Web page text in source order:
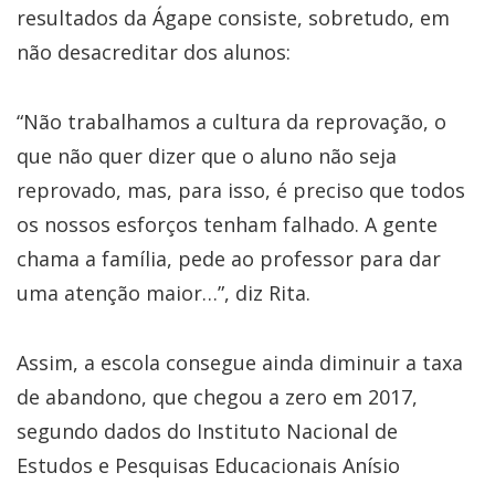
resultados da Ágape consiste, sobretudo, em
não desacreditar dos alunos:
“Não trabalhamos a cultura da reprovação, o
que não quer dizer que o aluno não seja
reprovado, mas, para isso, é preciso que todos
os nossos esforços tenham falhado. A gente
chama a família, pede ao professor para dar
uma atenção maior…”, diz Rita.
Assim, a escola consegue ainda diminuir a taxa
de abandono, que chegou a zero em 2017,
segundo dados do Instituto Nacional de
Estudos e Pesquisas Educacionais Anísio